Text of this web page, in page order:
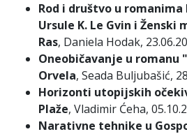
Rod i društvo u
Ursule K. Le Gvin i Ženski
Ras, Daniela Hodak,
Oneobičavanje u romanu
Orvela, Seada Buljubašić,
Horizonti utopijskih
Plaže, Vladimir Ćeha,
Narativne tehnike u